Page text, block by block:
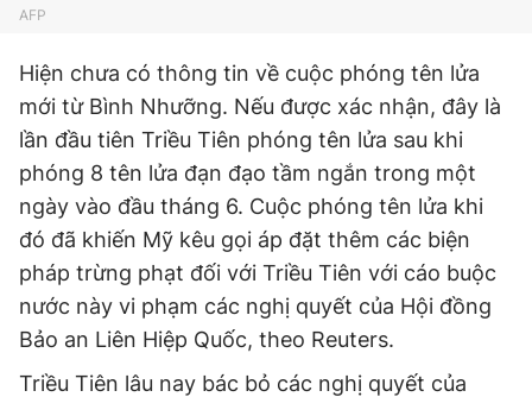
AFP
Hiện chưa có thông tin về cuộc phóng tên lửa
mới từ Bình Nhưỡng. Nếu được xác nhận, đây là
lần đầu tiên Triều Tiên phóng tên lửa sau khi
phóng 8 tên lửa đạn đạo tầm ngắn trong một
ngày vào đầu tháng 6. Cuộc phóng tên lửa khi
đó đã khiến Mỹ kêu gọi áp đặt thêm các biện
pháp trừng phạt đối với Triều Tiên với cáo buộc
nước này vi phạm các nghị quyết của Hội đồng
Bảo an Liên Hiệp Quốc, theo Reuters.
Triều Tiên lâu nay bác bỏ các nghị quyết của